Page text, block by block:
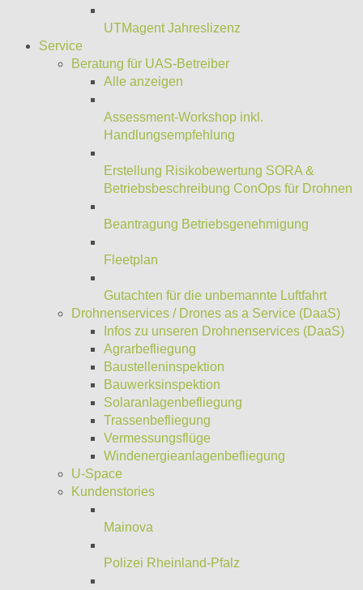
UTMagent Jahreslizenz
Service
Beratung für UAS-Betreiber
Alle anzeigen
Assessment-Workshop inkl.
Handlungsempfehlung
Erstellung Risikobewertung SORA &
Betriebsbeschreibung ConOps für Drohnen
Beantragung Betriebsgenehmigung
Fleetplan
Gutachten für die unbemannte Luftfahrt
Drohnenservices / Drones as a Service (DaaS)
Infos zu unseren Drohnenservices (DaaS)
Agrarbefliegung
Baustelleninspektion
Bauwerksinspektion
Solaranlagenbefliegung
Trassenbefliegung
Vermessungsflüge
Windenergieanlagenbefliegung
U-Space
Kundenstories
Mainova
Polizei Rheinland-Pfalz